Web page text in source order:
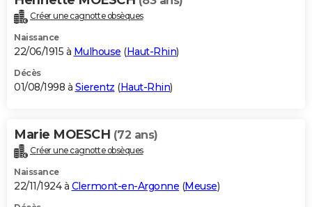
Créer une cagnotte obsèques
Naissance
22/06/1915 à Mulhouse (Haut-Rhin)
Décès
01/08/1998 à Sierentz (Haut-Rhin)
Marie MOESCH (72 ans)
Créer une cagnotte obsèques
Naissance
22/11/1924 à Clermont-en-Argonne (Meuse)